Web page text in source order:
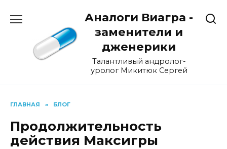
Аналоги Виагра -
заменители и
дженерики
Талантливый андролог-
уролог Микитюк Сергей
ГЛАВНАЯ » БЛОГ
Продолжительность
действия Максигры